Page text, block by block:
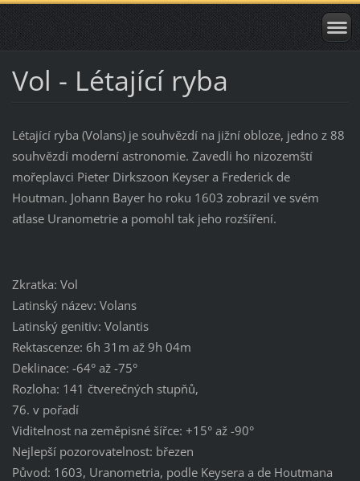
Vol - Létající ryba
Létající ryba (Volans) je souhvězdí na jižní obloze, jedno z 88
souhvězdí moderní astronomie. Zavedli ho nizozemští
mořeplavci Pieter Dirkszoon Keyser a Frederick de
Houtman. Johann Bayer ho roku 1603 zobrazil ve svém
atlase Uranometrie a pomohl tak jeho rozšíření.
Zkratka: Vol
Latinský název: Volans
Latinský genitiv: Volantis
Rektascenze: 6h 31m až 9h 04m
Deklinace: -64° až -75°
Rozloha: 141 čtverečných stupňů,
76. v pořadí
Viditelnost na zeměpisné šířce: +15° až -90°
Nejlepší pozorovatelnost: březen
Původ: 1603, Uranometria, podle Keysera a de Houtmana